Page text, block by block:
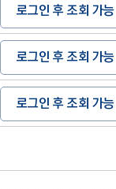
로그인 후 조회 가능
로그인 후 조회 가능
로그인 후 조회 가능